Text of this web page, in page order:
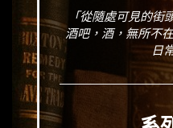
「從隨處可見的街
酒吧，酒，無所不
日